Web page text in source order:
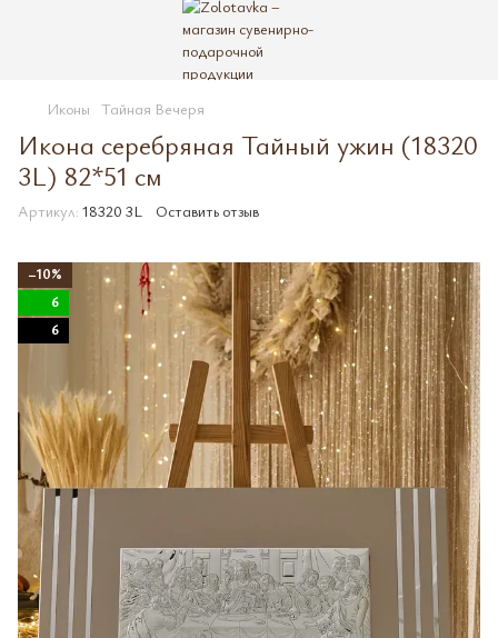
Иконы Тайная Вечеря
Икона серебряная Тайный ужин (18320
3L) 82*51 см
Артикул: 18320 3L Оставить отзыв
−10%
6
6